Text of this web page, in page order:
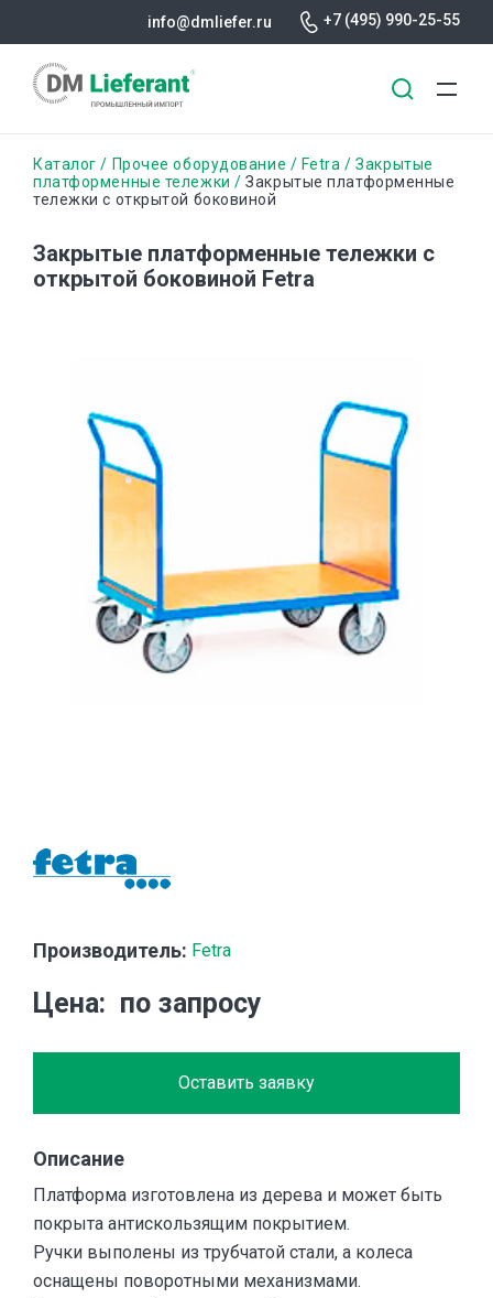
основному
info@dmliefer.ru +7 (495) 990-25-55
Строка
навигации
Каталог Прочее оборудование Fetra
Закрытые
платформенные тележки
Закрытые платформенные
тележки с открытой боковиной
Закрытые платформенные тележки с
открытой боковиной Fetra
Производитель: Fetra
Цена по запросу
Оставить заявку
Описание
Платформа изготовлена из дерева и может быть
покрыта антискользящим покрытием.
Ручки выполены из трубчатой стали, а колеса
оснащены поворотными механизмами.